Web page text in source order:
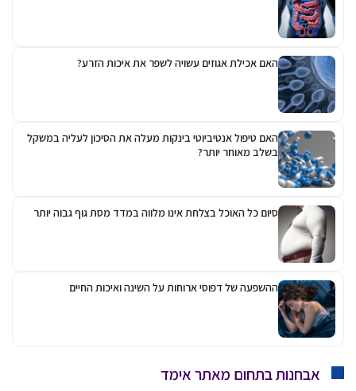
האם אכילת אגוזים עשויה לשפר את איכות הזרע?
האם טיפול אנטיביוטי בינקות מעלה את הסיכון לעליה במשקל
בשלב מאוחר יותר?
סיום כל האוכל בצלחת אינו מלווה במדד מסת גוף גבוה יותר
ההשפעה של דפוסי ארוחות על השינה ואיכות החיים
אבחנות בתחום מאתר אימד